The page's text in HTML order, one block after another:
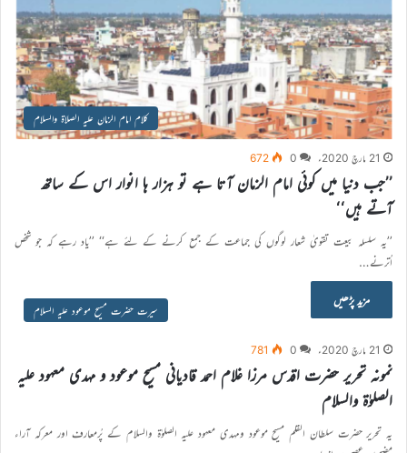
کلام امام الزمان علیہ الصلاۃ والسلام
21 مارچ 2020ء 0
672
’’جب دنیا میں کوئی امام الزمان آتا ہے تو ہزار ہا انوار اس کے ساتھ
آتے ہیں‘‘
’’یہ سلسلہ بیعت تقویٰ شعار لوگوں کی جماعت کے جمع کرنے کے لئے ہے‘‘ ’’یاد رہے کہ جو شخص
اُترنے…
مزید پڑھیں
سیرت حضرت مسیح موعود علیہ السلام
21 مارچ 2020ء 0
781
نمونہ تحریر حضرت اقدس مرزا غلام احمد قادیانی مسیح موعود و مہدی معہود علیہ
الصلوٰۃ والسلام
یہ تحریر حضرت سلطان القلم مسیح موعود ومہدی معہود علیہ الصلوٰۃ والسلام کے پُرمعارف اور معرکہ آراء